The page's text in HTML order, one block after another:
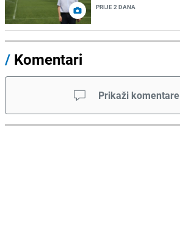
PRIJE 2 DANA
/ Komentari
Prikaži komentare